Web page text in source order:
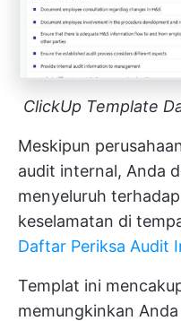
ClickUp Template
Meskipun
audit internal, Anda
menyeluruh
keselamatan di
Daftar Periksa Audit
Templat ini
memungkinkan